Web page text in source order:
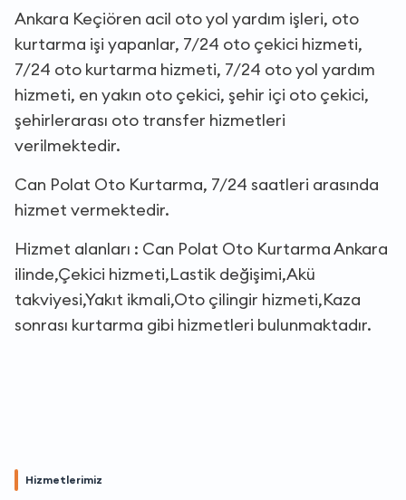
Ankara Keçiören acil oto yol yardım işleri, oto
kurtarma işi yapanlar, 7/24 oto çekici hizmeti,
7/24 oto kurtarma hizmeti, 7/24 oto yol yardım
hizmeti, en yakın oto çekici, şehir içi oto çekici,
şehirlerarası oto transfer hizmetleri
verilmektedir.
Can Polat Oto Kurtarma, 7/24 saatleri arasında
hizmet vermektedir.
Hizmet alanları : Can Polat Oto Kurtarma Ankara
ilinde,Çekici hizmeti,Lastik değişimi,Akü
takviyesi,Yakıt ikmali,Oto çilingir hizmeti,Kaza
sonrası kurtarma gibi hizmetleri bulunmaktadır.
Hizmetlerimiz